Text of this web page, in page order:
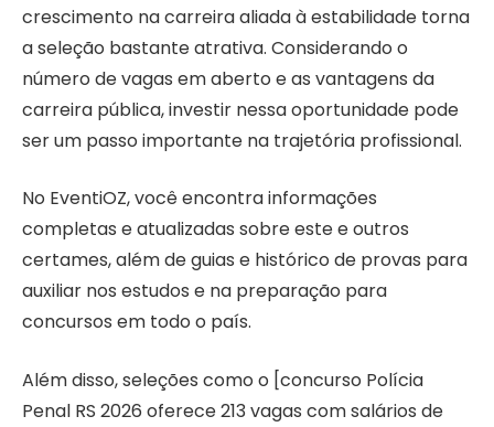
crescimento na carreira aliada à estabilidade torna
a seleção bastante atrativa. Considerando o
número de vagas em aberto e as vantagens da
carreira pública, investir nessa oportunidade pode
ser um passo importante na trajetória profissional.
No EventiOZ, você encontra informações
completas e atualizadas sobre este e outros
certames, além de guias e histórico de provas para
auxiliar nos estudos e na preparação para
concursos em todo o país.
Além disso, seleções como o [concurso Polícia
Penal RS 2026 oferece 213 vagas com salários de